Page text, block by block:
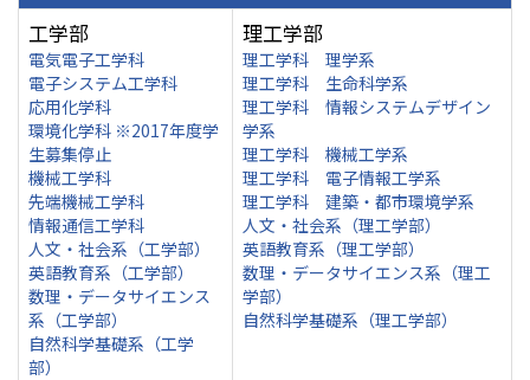
工学部
電気電子工学科
電子システム工学科
応用化学科
環境化学科 ※2017年度学
生募集停止
機械工学科
先端機械工学科
情報通信工学科
人文・社会系（工学部）
英語教育系（工学部）
数理・データサイエンス
系（工学部）
自然科学基礎系（工学
部）
理工学部
理工学科 理学系
理工学科 生命科学系
理工学科 情報システムデザイン
学系
理工学科 機械工学系
理工学科 電子情報工学系
理工学科 建築・都市環境学系
人文・社会系（理工学部）
英語教育系（理工学部）
数理・データサイエンス系（理工
学部）
自然科学基礎系（理工学部）